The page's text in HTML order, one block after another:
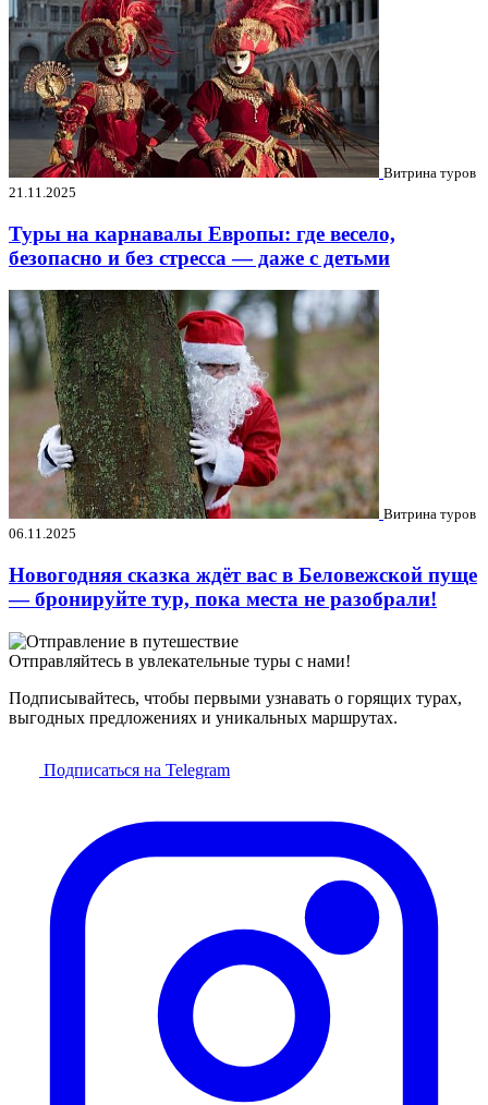
Витрина туров
21.11.2025
Туры на карнавалы Европы: где весело,
безопасно и без стресса — даже с детьми
Витрина туров
06.11.2025
Новогодняя сказка ждёт вас в Беловежской пуще
— бронируйте тур, пока места не разобрали!
Отправляйтесь в увлекательные туры с нами!
Подписывайтесь, чтобы первыми узнавать о горящих турах,
выгодных предложениях и уникальных маршрутах.
Подписаться на Telegram